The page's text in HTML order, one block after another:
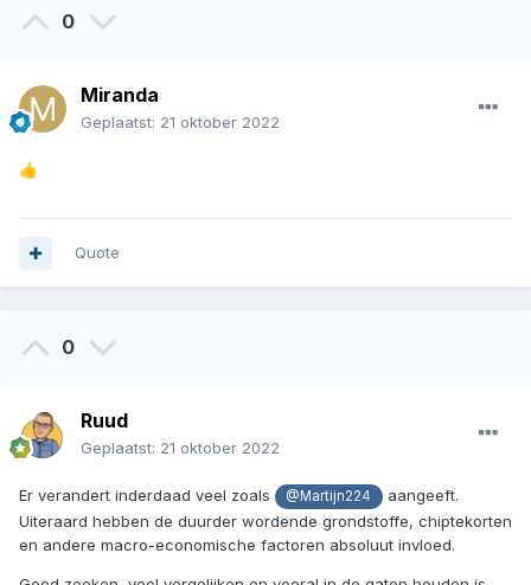
0
Miranda
Geplaatst: 21 oktober 2022
👍
Quote
0
Ruud
Geplaatst: 21 oktober 2022
Er verandert inderdaad veel zoals @Martijn224
aangeeft.
Uiteraard hebben de duurder wordende grondstoffe, chiptekorten
en andere macro-economische factoren absoluut invloed.